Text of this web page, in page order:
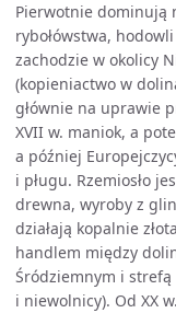
Pierwotnie dominują
rybołówstwa,
zachodzie w okolicy
(kopieniactwo w
głównie na uprawie
XVII w. maniok, a
a później
i pługu. Rzemiosło
drewna, wyroby z
działają kopalnie
handlem między
Śródziemnym i strefą
i niewolnicy). Od XX